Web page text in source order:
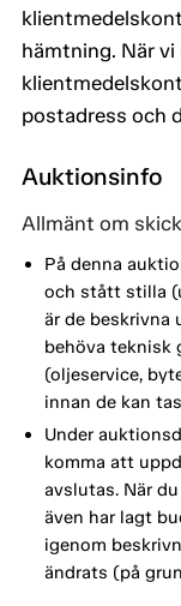
hämtning. När
postadress och
Auktionsinfo
Allmänt om
På denna
och stått stilla
är de beskrivna
behöva teknisk
(oljeservice,
innan de kan
Under
komma att
avslutas. När
även har lagt
igenom
ändrats (på